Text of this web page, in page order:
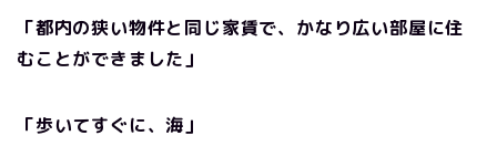
「都内の狭い物件と同じ家賃で、かなり広い部屋に住
むことができました」
「歩いてすぐに、海」